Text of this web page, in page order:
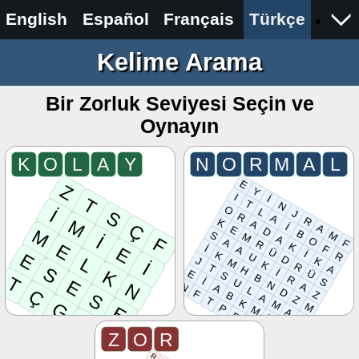
English Español Français Türkçe
Kelime Arama
Bir Zorluk Seviyesi Seçin ve
Oynayın
Z
İ
M
E
T
T
M
E
S
Ç
S
İ
L
E
G
Ç
E
K
S
F
İ
N
E
N
K O L A Y
E
I
O
K
S
İ
J
E
N
Y
T
R
E
A
K
T
İ
F
İ
L
A
M
A
M
S
A
T
N
A
D
R
U
H
U
B
P
J
İ
A
Ü
K
B
L
K
R
R
B
K
D
İ
N
A
M
O
A
O
İ
R
R
D
M
L
L
M
F
K
Ü
A
Z
A
F
R
A
S
Z
M
K
N O R M A L
Z O R